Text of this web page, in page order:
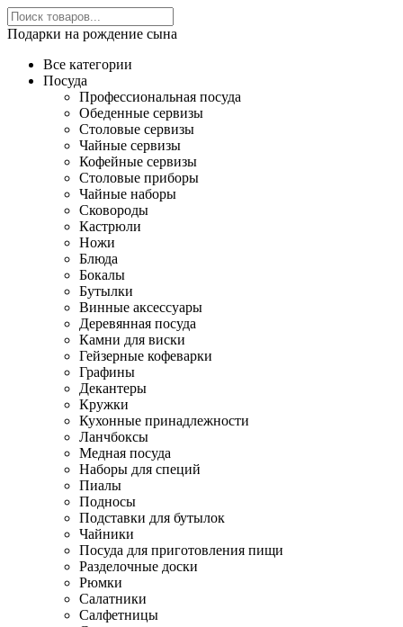
Подарки на рождение сына
Все категории
Посуда
Профессиональная посуда
Обеденные сервизы
Столовые сервизы
Чайные сервизы
Кофейные сервизы
Столовые приборы
Чайные наборы
Сковороды
Кастрюли
Ножи
Блюда
Бокалы
Бутылки
Винные аксессуары
Деревянная посуда
Камни для виски
Гейзерные кофеварки
Графины
Декантеры
Кружки
Кухонные принадлежности
Ланчбоксы
Медная посуда
Наборы для специй
Пиалы
Подносы
Подставки для бутылок
Чайники
Посуда для приготовления пищи
Разделочные доски
Рюмки
Салатники
Салфетницы